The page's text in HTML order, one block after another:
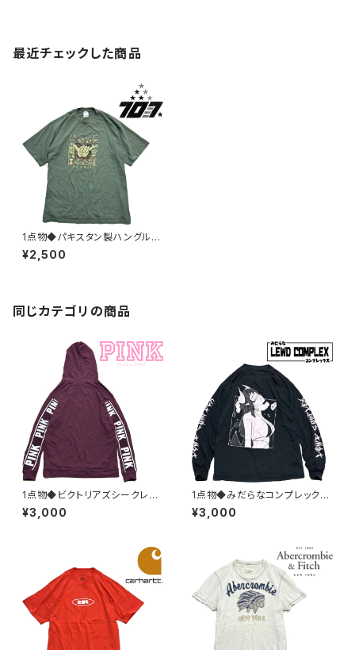
最近チェックした商品
1点物◆パキスタン製ハングルー
スHawaiiくすみ深緑フェードT
シャツ古着XLメンズレディース
¥2,500
同じカテゴリの商品
1点物◆ビクトリアズシークレッ
トPINKスウェットパーカー古着
メンズレディースOKアメカジ90
¥3,000
1点物◆みだらなコンプレックス
長袖ロンT黒プリントTシャツ古
着メンズLレディースOKアメカ
¥3,000